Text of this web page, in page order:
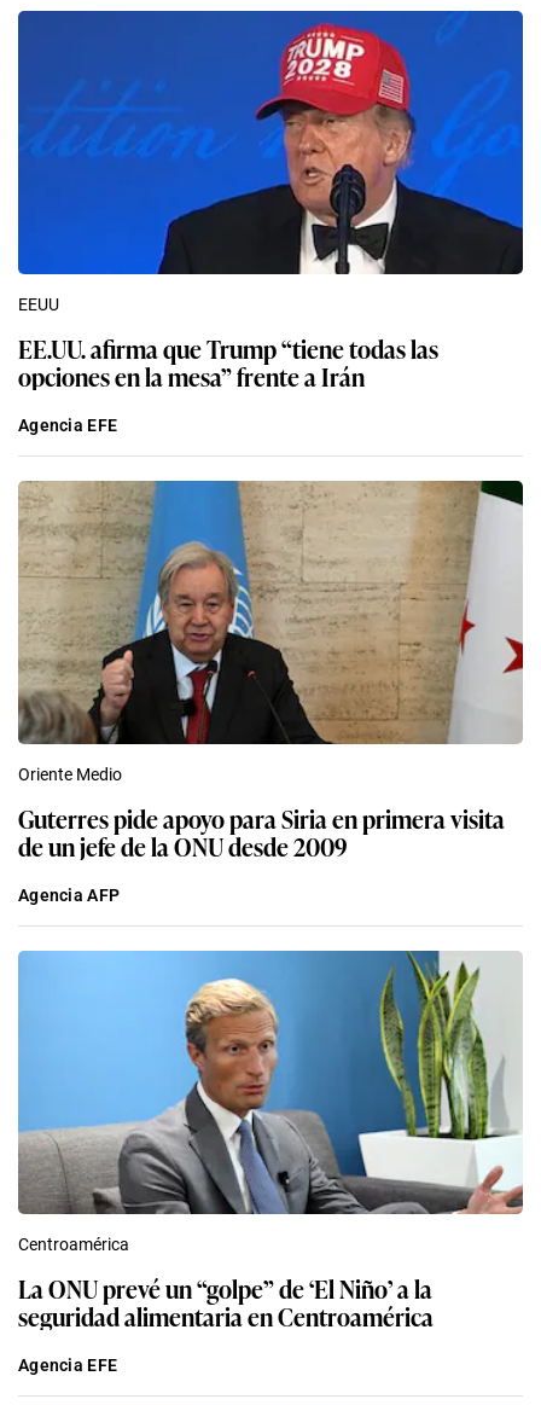
EEUU
EE.UU. afirma que Trump “tiene todas las
opciones en la mesa” frente a Irán
Agencia EFE
Oriente Medio
Guterres pide apoyo para Siria en primera visita
de un jefe de la ONU desde 2009
Agencia AFP
Centroamérica
La ONU prevé un “golpe” de ‘El Niño’ a la
seguridad alimentaria en Centroamérica
Agencia EFE